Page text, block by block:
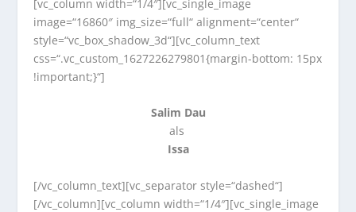
[vc_column width=“1/4″][vc_single_image
image=“16860″ img_size=“full“ alignment=“center“
style=“vc_box_shadow_3d“][vc_column_text
css=“.vc_custom_1627226279801{margin-bottom: 15px
!important;}“]
Salim Dau
als
Issa
[/vc_column_text][vc_separator style=“dashed“]
[/vc_column][vc_column width=“1/4″][vc_single_image